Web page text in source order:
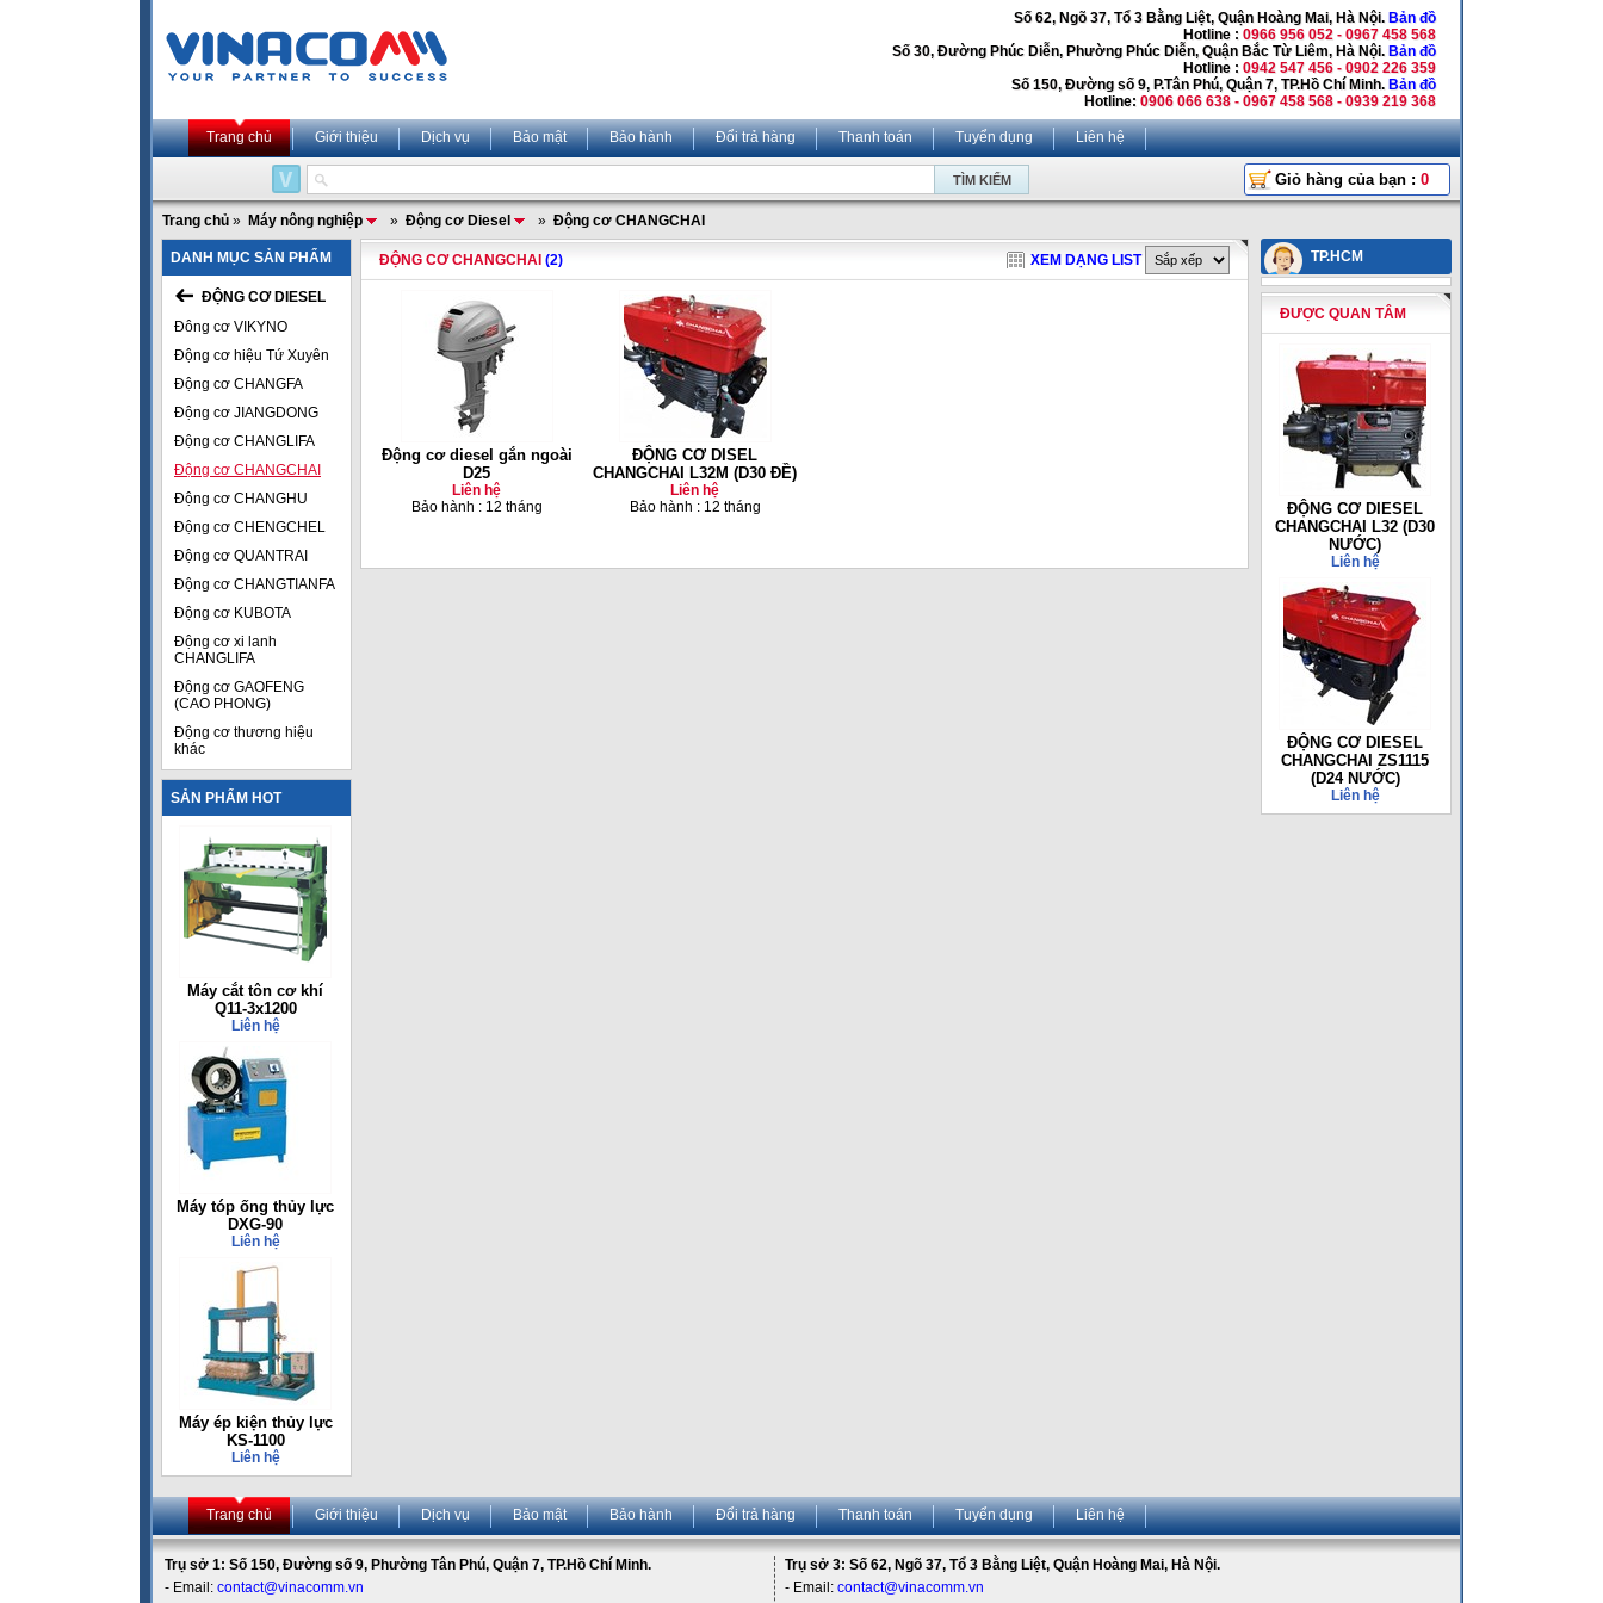
Số 62, Ngõ 37, Tổ 3 Bằng Liệt, Quận Hoàng Mai, Hà Nội. Bản đồ
Hotline : 0966 956 052 - 0967 458 568
Số 30, Đường Phúc Diễn, Phường Phúc Diễn, Quận Bắc Từ Liêm, Hà Nội. Bản đồ
Hotline : 0942 547 456 - 0902 226 359
Số 150, Đường số 9, P.Tân Phú, Quận 7, TP.Hồ Chí Minh. Bản đồ
Hotline: 0906 066 638 - 0967 458 568 - 0939 219 368
Trang chủ Giới thiệu Dịch vụ Bảo mật Bảo hành Đổi trả hàng Thanh toán Tuyển dụng Liên hệ
Giỏ hàng của bạn : 0
Trang chủ » Máy nông nghiệp » Động cơ Diesel » Động cơ CHANGCHAI
DANH MỤC SẢN PHẨM
ĐỘNG CƠ DIESEL
Đông cơ VIKYNO
Động cơ hiệu Tứ Xuyên
Động cơ CHANGFA
Động cơ JIANGDONG
Động cơ CHANGLIFA
Động cơ CHANGCHAI
Động cơ CHANGHU
Động cơ CHENGCHEL
Động cơ QUANTRAI
Động cơ CHANGTIANFA
Động cơ KUBOTA
Động cơ xi lanh
CHANGLIFA
Động cơ GAOFENG
(CAO PHONG)
Động cơ thương hiệu
khác
SẢN PHẨM HOT
Máy cắt tôn cơ khí
Q11-3x1200
Liên hệ
Máy tóp ống thủy lực
DXG-90
Liên hệ
Máy ép kiện thủy lực
KS-1100
Liên hệ
ĐỘNG CƠ CHANGCHAI (2) XEM DẠNG LIST
Động cơ diesel gắn ngoài
D25
Liên hệ
Bảo hành : 12 tháng
ĐỘNG CƠ DISEL
CHANGCHAI L32M (D30 ĐỀ)
Liên hệ
Bảo hành : 12 tháng
TP.HCM
ĐƯỢC QUAN TÂM
ĐỘNG CƠ DIESEL
CHANGCHAI L32 (D30
NƯỚC)
Liên hệ
ĐỘNG CƠ DIESEL
CHANGCHAI ZS1115
(D24 NƯỚC)
Liên hệ
Trang chủ Giới thiệu Dịch vụ Bảo mật Bảo hành Đổi trả hàng Thanh toán Tuyển dụng Liên hệ
Trụ sở 1: Số 150, Đường số 9, Phường Tân Phú, Quận 7, TP.Hồ Chí Minh.
- Email: contact@vinacomm.vn
Trụ sở 3: Số 62, Ngõ 37, Tổ 3 Bằng Liệt, Quận Hoàng Mai, Hà Nội.
- Email: contact@vinacomm.vn